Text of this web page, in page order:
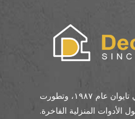
تأسست شركة "ديسمبر صن" في تايوان عام ١٩٨٧، وتطورت
المنزلية الفاخرة.